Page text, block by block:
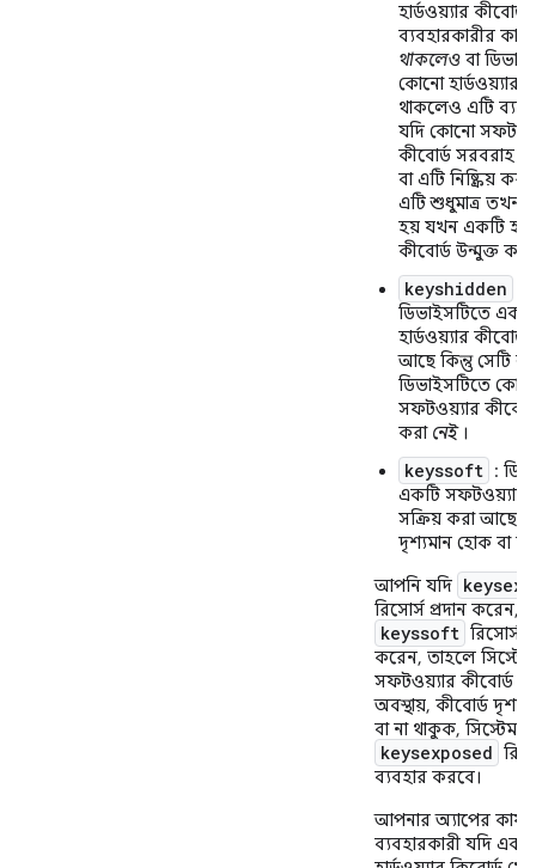
হার্ডওয়্যার কীবোর্ড
ব্যবহারকারীর
থাকলেও বা
কোনো হার্ডওয়্যার
থাকলেও এটি
যদি কোনো
কীবোর্ড সরবরাহ
বা এটি নিষ্ক্রিয়
এটি শুধুমাত্র
হয় যখন একটি
কীবোর্ড উন্মুক্ত
keyshidden
ডিভাইসটিতে একটি
হার্ডওয়্যার
আছে কিন্তু সেটি
ডিভাইসটিতে
সফটওয়্যার
করা নেই।
keyssoft :
একটি সফটওয়্যার
সক্রিয় করা আছে,
দৃশ্যমান হোক বা
আপনি যদি
রিসোর্স প্রদান করেন,
keyssoft রিসোর্স
করেন, তাহলে
সফটওয়্যার কীবোর্ড
অবস্থায়, কীবোর্ড
বা না থাকুক, সিস্টেমটি
keysexposed
ব্যবহার করবে।
আপনার অ্যাপের
ব্যবহারকারী যদি